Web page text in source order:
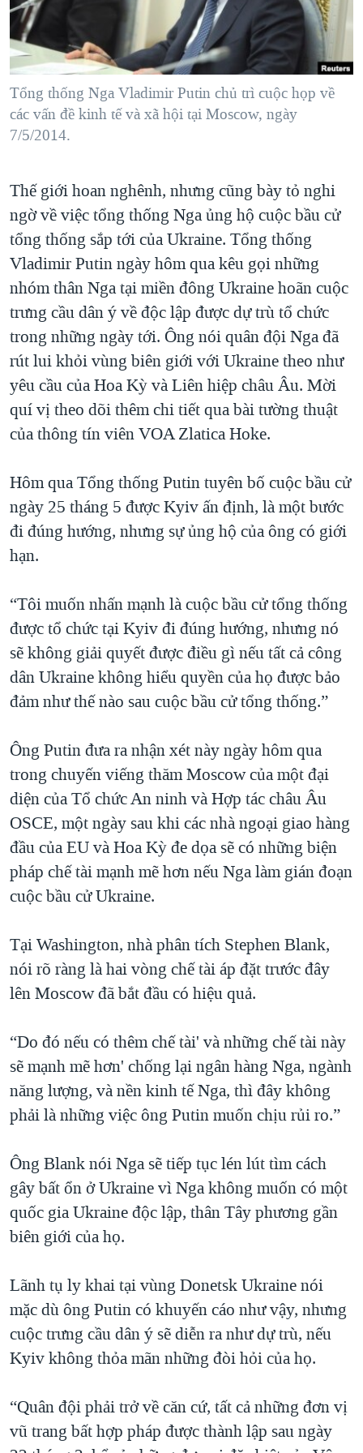
"Tìm"NGƯỜI VIỆT HẢI NGOẠI
ĐỜI SỐNG
KINH TẾ
KHOA HỌC
SỨC KHOẺ
THỂ THAO
GIÁO DỤC
TẠI
HÀNH TRÌNH BẦU CỬ 2024
MỘT NĂM CHIẾN TRANH TẠI DẢI GAZA
GIẢI MÃ VÀNH ĐAI & CON ĐƯỜNG
NGÀY TỊ NẠN THẾ GIỚI
CHI PHÍ CHIẾN TRANH AFGHANISTAN
CÁC GIÁ TRỊ CỘNG HÒA Ở VIỆT NAM
THƯỢNG ĐỈNH TRUMP-KIM TẠI VIỆT NAM
TRỊNH VĨNH BÌNH VS. CHÍNH PHỦ VIỆT NAM
NGƯ DÂN VIỆT VÀ LÀN SÓNG TRỘM HẢI SÂM
BÊN KIA QUỐC LỘ: TIẾNG VỌNG TỪ NÔNG THÔN MỸ
QUAN HỆ VIỆT MỸ
VIDEO
NGHE
MẠNG XÃ HỘI
Tổng thống Nga Vladimir Putin chủ trì cuộc họp về
các vấn đề kinh tế và xã hội tại Moscow, ngày
7/5/2014.
Thế giới hoan nghênh, nhưng cũng bày tỏ nghi
ngờ về việc tổng thống Nga ủng hộ cuộc bầu cử
tổng thống sắp tới của Ukraine. Tổng thống
Vladimir Putin ngày hôm qua kêu gọi những
nhóm thân Nga tại miền đông Ukraine hoãn cuộc
trưng cầu dân ý về độc lập được dự trù tổ chức
trong những ngày tới. Ông nói quân đội Nga đã
rút lui khỏi vùng biên giới với Ukraine theo như
yêu cầu của Hoa Kỳ và Liên hiệp châu Âu. Mời
quí vị theo dõi thêm chi tiết qua bài tường thuật
của thông tín viên VOA Zlatica Hoke.
Hôm qua Tổng thống Putin tuyên bố cuộc bầu cử
ngày 25 tháng 5 được Kyiv ấn định, là một bước
đi đúng hướng, nhưng sự ủng hộ của ông có giới
hạn.
“Tôi muốn nhấn mạnh là cuộc bầu cử tổng thống
được tổ chức tại Kyiv đi đúng hướng, nhưng nó
sẽ không giải quyết được điều gì nếu tất cả công
dân Ukraine không hiểu quyền của họ được bảo
đảm như thế nào sau cuộc bầu cử tổng thống.”
Ông Putin đưa ra nhận xét này ngày hôm qua
trong chuyến viếng thăm Moscow của một đại
diện của Tổ chức An ninh và Hợp tác châu Âu
OSCE, một ngày sau khi các nhà ngoại giao hàng
đầu của EU và Hoa Kỳ đe dọa sẽ có những biện
pháp chế tài mạnh mẽ hơn nếu Nga làm gián đoạn
cuộc bầu cử Ukraine.
Tại Washington, nhà phân tích Stephen Blank,
nói rõ ràng là hai vòng chế tài áp đặt trước đây
lên Moscow đã bắt đầu có hiệu quả.
“Do đó nếu có thêm chế tài' và những chế tài này
sẽ mạnh mẽ hơn' chống lại ngân hàng Nga, ngành
năng lượng, và nền kinh tế Nga, thì đây không
phải là những việc ông Putin muốn chịu rủi ro.”
Ông Blank nói Nga sẽ tiếp tục lén lút tìm cách
gây bất ổn ở Ukraine vì Nga không muốn có một
quốc gia Ukraine độc lập, thân Tây phương gần
biên giới của họ.
Lãnh tụ ly khai tại vùng Donetsk Ukraine nói
mặc dù ông Putin có khuyến cáo như vậy, nhưng
cuộc trưng cầu dân ý sẽ diễn ra như dự trù, nếu
Kyiv không thỏa mãn những đòi hỏi của họ.
“Quân đội phải trở về căn cứ, tất cả những đơn vị
vũ trang bất hợp pháp được thành lập sau ngày